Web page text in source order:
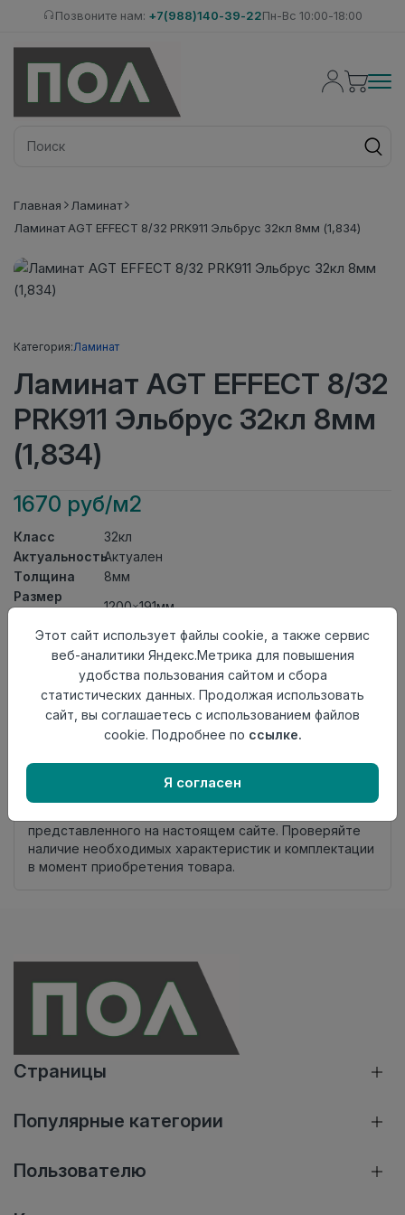
Позвоните нам: +7(988)140-39-22Пн-Вс 10:00-18:00
Главная
Ламинат
Ламинат AGT EFFECT 8/32 PRK911 Эльбрус 32кл 8мм (1,834)
Категория:Ламинат
Ламинат AGT EFFECT 8/32
PRK911 Эльбрус 32кл 8мм
(1,834)
1670 руб/м2
Класс
32кл
АктуальностьАктуален
Толщина
8мм
Размер
1200×191мм
Теплый пол
до +27 градусов
Фаска
4V
L2C/ Click to Fit
Страна
происхождения
Турция
Добавить в корзину
представленного на настоящем сайте. Проверяйте
наличие необходимых характеристик и комплектации
в момент приобретения товара.
Страницы
Популярные категории
Пользователю
Этот сайт использует файлы cookie, а также сервис
веб-аналитики Яндекс.Метрика для повышения
удобства пользования сайтом и сбора
статистических данных. Продолжая использовать
сайт, вы соглашаетесь с использованием файлов
cookie. Подробнее по ссылке.
Я согласен